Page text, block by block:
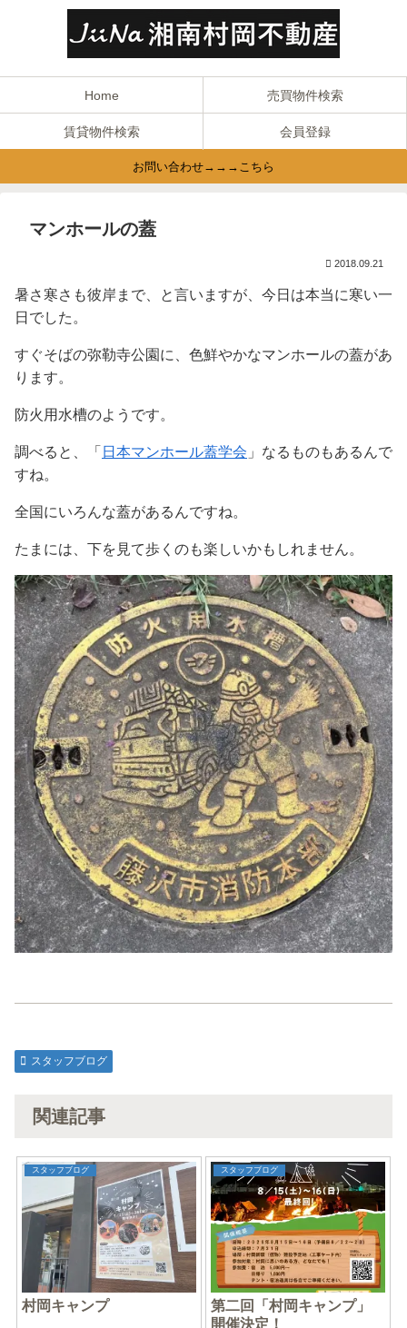
Home 売買物件検索
賃貸物件検索 会員登録
お問い合わせ→→→こちら
マンホールの蓋
2018.09.21
暑さ寒さも彼岸まで、と言いますが、今日は本当に寒い一
日でした。
すぐそばの弥勒寺公園に、色鮮やかなマンホールの蓋があ
ります。
防火用水槽のようです。
調べると、「 日本マンホール蓋学会 」なるものもあるんで
すね。
全国にいろんな蓋があるんですね。
たまには、下を見て歩くのも楽しいかもしれません。
スタッフブログ
関連記事
スタッフブログ
村岡キャンプ
スタッフブログ
第二回「村岡キャンプ」
開催決定！